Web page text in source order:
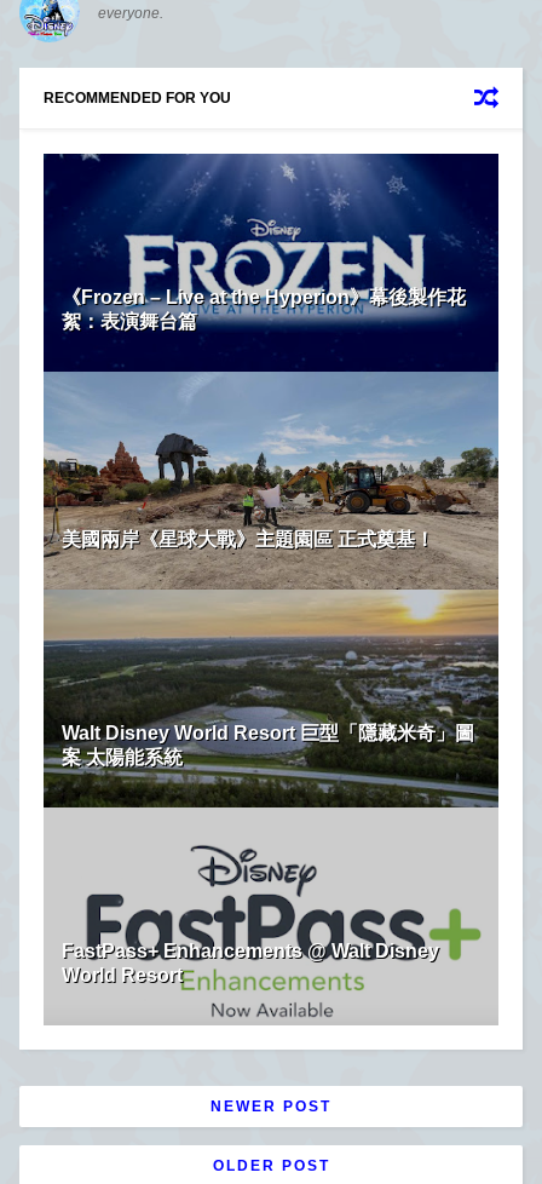
everyone.
RECOMMENDED FOR YOU
《Frozen – Live at the Hyperion》幕後製作花
絮：表演舞台篇
美國兩岸《星球大戰》主題園區 正式奠基！
Walt Disney World Resort 巨型「隱藏米奇」圖
案 太陽能系統
FastPass+ Enhancements @ Walt Disney
World Resort
NEWER POST
OLDER POST